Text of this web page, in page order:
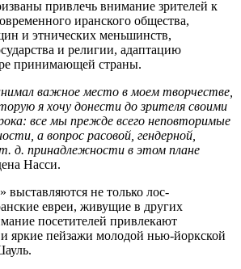
привлечь внимание зрителей к
иранского общества,
и этнических меньшинств,
и религии, адаптацию
принимающей страны.
важное место в моем творчестве,
я хочу донести до зрителя своими
все мы прежде всего неповторимые
а вопрос расовой, гендерной,
д. принадлежности в этом плане
Насси.
выставляются не только лос-
евреи, живущие в других
посетителей привлекают
яркие пейзажи молодой нью-йоркской